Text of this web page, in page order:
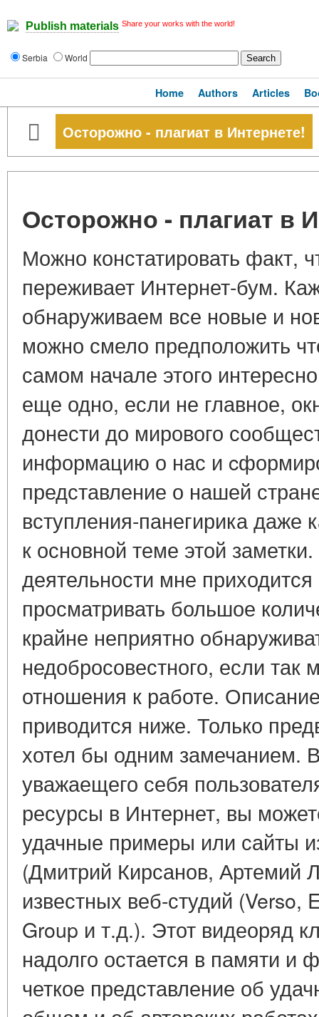
Publish materials Share your works with the world!
Serbia World
Home Authors Articles
Осторожно - плагиат в Интернете!
Осторожно - плагиат в
Можно констатировать факт,
переживает Интернет-бум.
обнаруживаем все новые и
можно смело предположить
самом начале этого
еще одно, если не главное,
донести до мирового
информацию о нас и
представление о нашей
вступления-панегирика даже
к основной теме этой
деятельности мне
просматривать большое
крайне неприятно
недобросовестного, если так
отношения к работе.
приводится ниже. Только
хотел бы одним замечанием.
уважаещего себя
ресурсы в Интернет, вы
удачные примеры или сайты
(Дмитрий Кирсанов, Артемий
известных веб-студий (Verso,
Group и т.д.). Этот видеоряд
надолго остается в памяти и
четкое представление об